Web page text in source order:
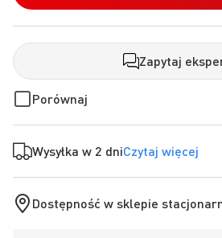
Zapytaj
Porównaj
Wysyłka w 2 dniCzytaj więcej
Dostępność w sklepie